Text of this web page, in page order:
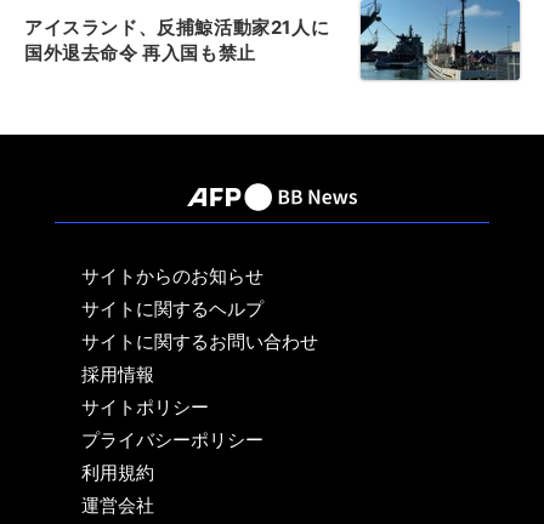
アイスランド、反捕鯨活動家21人に
国外退去命令 再入国も禁止
サイトからのお知らせ
サイトに関するヘルプ
サイトに関するお問い合わせ
採用情報
サイトポリシー
プライバシーポリシー
利用規約
運営会社